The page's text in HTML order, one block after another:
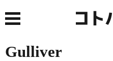
Gulliver